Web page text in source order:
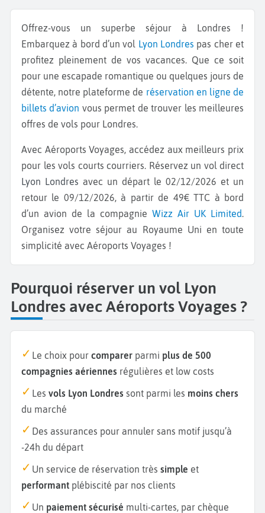
Offrez-vous un superbe séjour à Londres !
Embarquez à bord d’un vol Lyon Londres pas cher et
profitez pleinement de vos vacances. Que ce soit
pour une escapade romantique ou quelques jours de
détente, notre plateforme de réservation en ligne de
billets d’avion vous permet de trouver les meilleures
offres de vols pour Londres.
Avec Aéroports Voyages, accédez aux meilleurs prix
pour les vols courts courriers. Réservez un vol direct
Lyon Londres avec un départ le 02/12/2026 et un
retour le 09/12/2026, à partir de 49€ TTC à bord
d’un avion de la compagnie Wizz Air UK Limited.
Organisez votre séjour au Royaume Uni en toute
simplicité avec Aéroports Voyages !
Pourquoi réserver un vol Lyon
Londres avec Aéroports Voyages ?
Le choix pour comparer parmi plus de 500
compagnies aériennes régulières et low costs
Les vols Lyon Londres sont parmi les moins chers
du marché
Des assurances pour annuler sans motif jusqu’à
-24h du départ
Un service de réservation très simple et
performant plébiscité par nos clients
Un paiement sécurisé multi-cartes, par chèque